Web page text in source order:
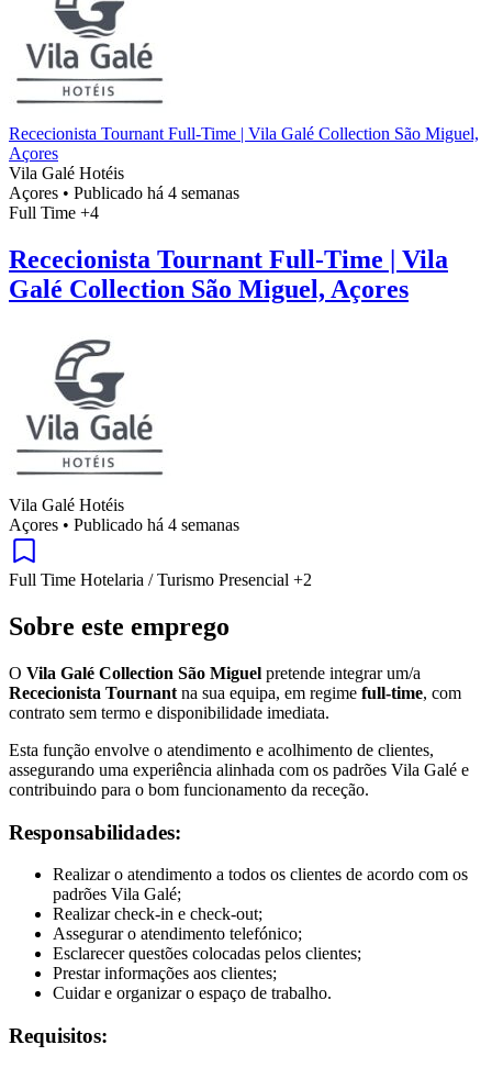
Rececionista Tournant Full-Time | Vila Galé Collection São Miguel,
Açores
Vila Galé Hotéis
Açores • Publicado há 4 semanas
Full Time +4
Rececionista Tournant Full-Time | Vila
Galé Collection São Miguel, Açores
Vila Galé Hotéis
Açores • Publicado há 4 semanas
Full Time Hotelaria / Turismo Presencial +2
Sobre este emprego
O Vila Galé Collection São Miguel pretende integrar um/a
Rececionista Tournant na sua equipa, em regime full-time, com
contrato sem termo e disponibilidade imediata.
Esta função envolve o atendimento e acolhimento de clientes,
assegurando uma experiência alinhada com os padrões Vila Galé e
contribuindo para o bom funcionamento da receção.
Responsabilidades:
Realizar o atendimento a todos os clientes de acordo com os
padrões Vila Galé;
Realizar check-in e check-out;
Assegurar o atendimento telefónico;
Esclarecer questões colocadas pelos clientes;
Prestar informações aos clientes;
Cuidar e organizar o espaço de trabalho.
Requisitos: